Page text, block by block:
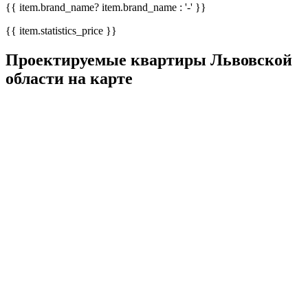
{{ item.brand_name? item.brand_name : '-' }}
{{ item.statistics_price }}
Проектируемые квартиры Львовской
области на карте